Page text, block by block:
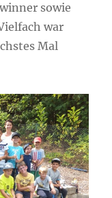
sowie
war
Mal